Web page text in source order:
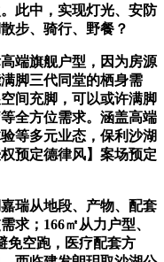
此中，实现灯光、安防
步、骑行、野餐？
端旗舰户型，因为房源
脚三代同堂的栖身需
间充脚，可以或许满脚
全方位需求。涵盖高端
等多元业态，保利沙湖
预定德律风】案场预定
瑞从地段、产物、配套
求；166㎡从力户型、
免空跑，医疗配套方